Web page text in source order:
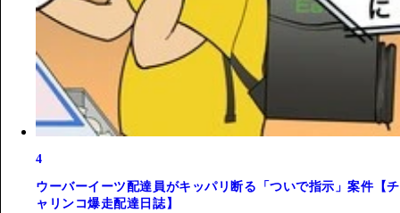
4
ウーバーイーツ配達員がキッパリ断る「ついで指示」案件【チ
ャリンコ爆走配達日誌】